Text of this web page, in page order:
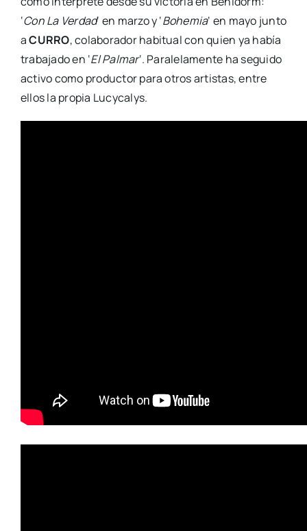
‘Con La Verdad‘ en marzo y ‘Bohemia‘ en mayo junto
aCURRO, colaborador habitual con quien ya había
trabajado en ‘El Palmar‘. Paralelamente ha seguido
activo como productor para otros artistas, entre
ellos la propia Lucycalys.